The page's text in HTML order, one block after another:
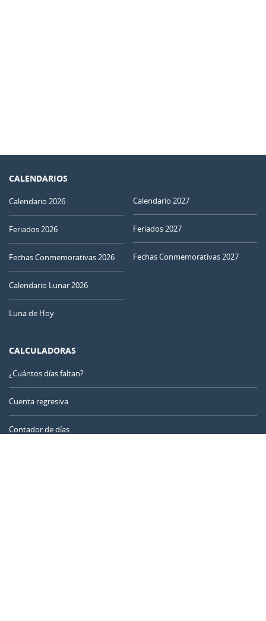
CALENDARIOS
Calendario 2026
Feriados 2026
Fechas Conmemorativas 2026
Calendario Lunar 2026
Luna de Hoy
Calendario 2027
Feriados 2027
Fechas Conmemorativas 2027
CALCULADORAS
¿Cuántos días faltan?
Cuenta regresiva
Contador de días